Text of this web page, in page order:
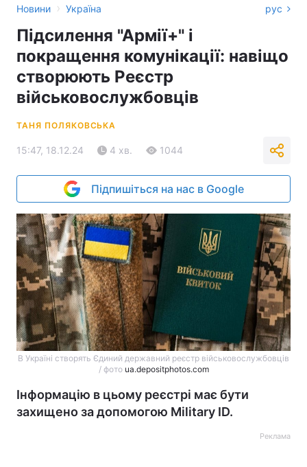
Новини › Україна рус
Підсилення "Армії+" і
покращення комунікації: навіщо
створюють Реєстр
військовослужбовців
ТАНЯ ПОЛЯКОВСЬКА
15:47, 18.12.24 4 хв. 1044
Підпишіться на нас в Google
В Україні створять Єдиний державний реєстр військовослужбовців
/ фото ua.depositphotos.com
Інформацію в цьому реєстрі має бути
захищено за допомогою Military ID.
Реклама